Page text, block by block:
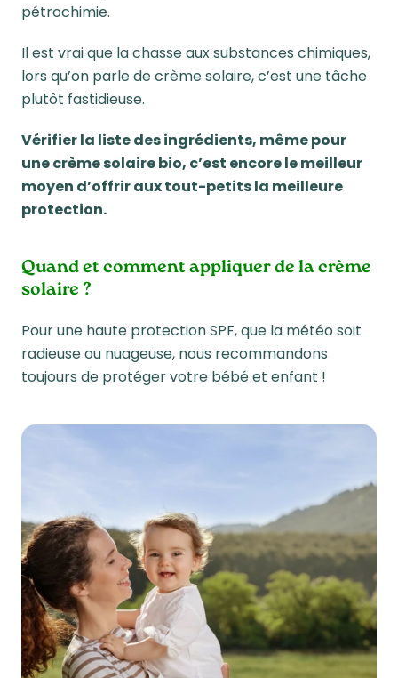
pétrochimie.
Il est vrai que la chasse aux substances chimiques,
lors qu’on parle de crème solaire, c’est une tâche
plutôt fastidieuse.
Vérifier la liste des ingrédients, même pour
une crème solaire bio, c’est encore le meilleur
moyen d’offrir aux tout-petits la meilleure
protection.
Quand et comment appliquer de la crème
solaire ?
Pour une haute protection SPF, que la météo soit
radieuse ou nuageuse, nous recommandons
toujours de protéger votre bébé et enfant !